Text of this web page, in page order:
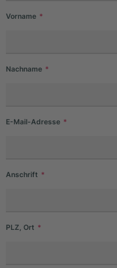
Vorname
Nachname
E-Mail-Adresse
Anschrift
PLZ, Ort